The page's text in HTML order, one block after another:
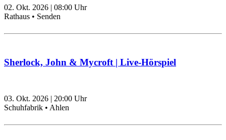
02. Okt. 2026 | 08:00 Uhr
Rathaus • Senden
Sherlock, John & Mycroft | Live-Hörspiel
03. Okt. 2026 | 20:00 Uhr
Schuhfabrik • Ahlen